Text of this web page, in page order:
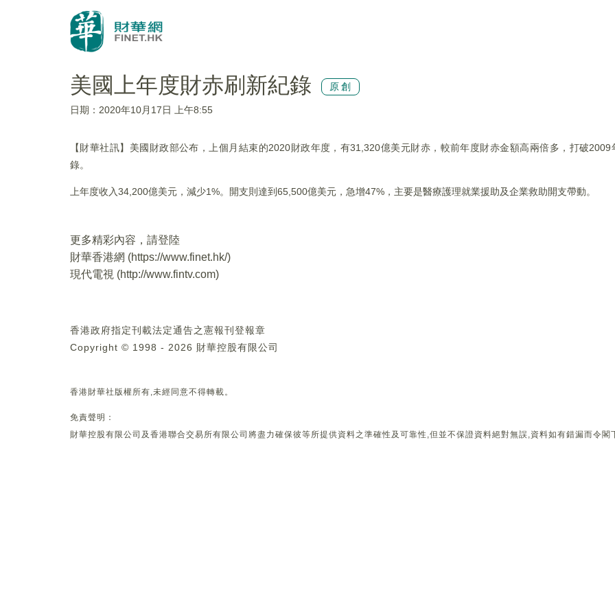
美國上年度財赤刷新紀錄 原創
日期：2020年10月17日 上午8:55
【財華社訊】美國財政部公布，上個月結束的2020財政年度，有31,320億美元財赤，較前年度財赤金額高兩倍多，打破
錄。
上年度收入34,200億美元，減少1%。開支則達到65,500億美元，急增47%，主要是醫療護理就業援助及企業救助開支帶動。
更多精彩內容，請登陸
財華香港網 (https://www.finet.hk/)
現代電視 (http://www.fintv.com)
香港政府指定刊載法定通告之憲報刊登報章
Copyright © 1998 - 2026 財華控股有限公司
香港財華社版權所有,未經同意不得轉載。
免責聲明：
財華控股有限公司及香港聯合交易所有限公司將盡力確保彼等所提供資料之準確性及可靠性,但並不保證資料絕對無誤,資料如有錯漏而令閣